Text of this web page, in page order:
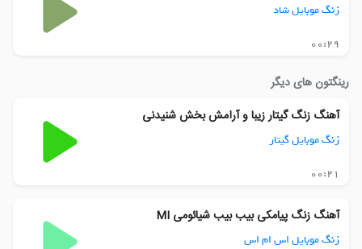
زنگ موبایل شاد
00:29
رینگتون های دیگر
آهنگ زنگ گیتار زیبا و آرامش بخش شنیدنی
زنگ موبایل گیتار
00:21
آهنگ زنگ پیامکی بیب بیب شیائومی MI
زنگ موبایل اس ام اس